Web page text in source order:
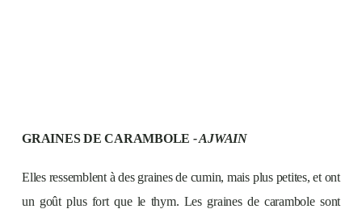
GRAINES DE CARAMBOLE - AJWAIN
Elles ressemblent à des graines de cumin, mais plus petites, et ont
un goût plus fort que le thym. Les graines de carambole sont